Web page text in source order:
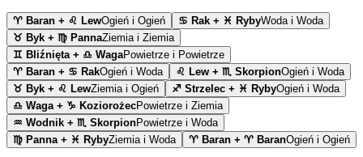
♈ Baran + ♌ LewOgień i Ogień ♋ Rak + ♓ RybyWodai Woda
♉ Byk + ♍ PannaZiemiai Ziemia
♊ Bliźnięta+ ♎ WagaPowietrze i Powietrze
♈ Baran + ♋ RakOgień i Woda ♌ Lew + ♏ SkorpionOgień i Woda
♉ Byk + ♌ LewZiemiai Ogień ♐ Strzelec + ♓ RybyOgień i Woda
♎ Waga+ ♑ KoziorożecPowietrze i Ziemia
♒ Wodnik + ♏ SkorpionPowietrze i Woda
♍ Panna+ ♓ RybyZiemiai Woda ♈ Baran + ♈ BaranOgień i Ogień